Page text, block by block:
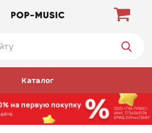
Каталог